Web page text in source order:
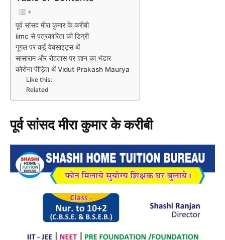
पूर्व सांसद मीरा कुमार के करीबी
iimc से पत्रकारिता की डिग्री
गूगल पर कई वेबसाइट्स थें
सासाराम और रोहतास पर ज्ञान का भंडार
कोरोना पीड़ित थें Vidut Prakash Maurya
Like this:
Related
पूर्व सांसद मीरा कुमार के करीबी